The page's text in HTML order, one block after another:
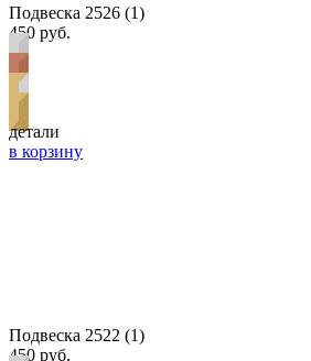
Подвеска 2526 (1)
450 руб.
детали
в корзину
Подвеска 2522 (1)
450 руб.